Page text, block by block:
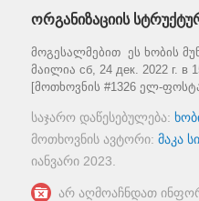
ორგანიზაციის
მოგესალმებით ეს ხობის
მაილია сб, 24 дек. 2022 г. в
[მოთხოვნის #1326 ელ-
საჯარო დაწესებულება:
მოთხოვნის ავტორი: მაკა
იანვარი 2023
არ აღმოაჩნდათ